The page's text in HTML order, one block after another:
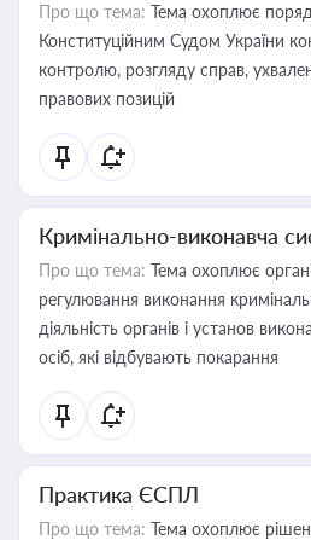
Про що тема: Тема охоплює
Конституційним Судом України
контролю, розгляду справ,
правових позицій
Кримінально-виконавча
Про що тема: Тема охоплює
регулювання виконання
діяльність органів і установ
осіб, які відбувають покарання
Практика ЄСПЛ
Про що тема: Тема охоплює